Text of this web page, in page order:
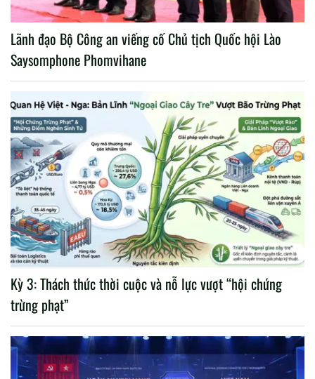
Lãnh đạo Bộ Công an viếng cố Chủ tịch Quốc hội Lào
Saysomphone Phomvihane
Kỳ 3: Thách thức thời cuộc và nỗ lực vượt “hội chứng
trừng phạt”